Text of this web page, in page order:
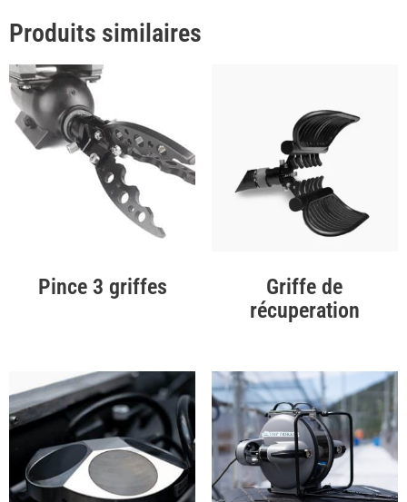
Produits similaires
Pince 3 griffes
Griffe de
récuperation